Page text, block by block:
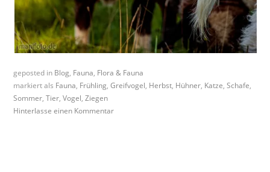
geposted in Blog, Fauna, Flora & Fauna
markiert als Fauna, Frühling,Greifvogel, Herbst, Hühner, Katze,Schafe,
Sommer,Tier,Vogel,Ziegen
Hinterlasse einen Kommentar